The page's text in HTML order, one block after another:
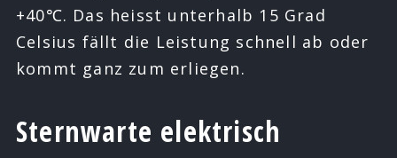
+40℃. Das heisst unterhalb 15 Grad
Celsius fällt die Leistung schnell ab oder
kommt ganz zum erliegen.
Sternwarte elektrisch